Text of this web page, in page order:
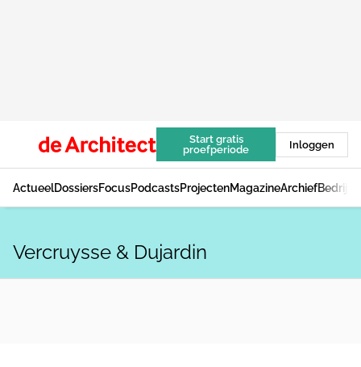
Start gratis
proefperiode
Inloggen
ActueelDossiersFocusPodcastsProjectenMagazineArchief
Vercruysse & Dujardin